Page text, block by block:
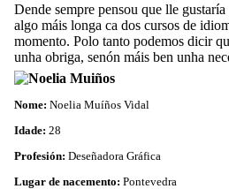
Dende sempre pensou que lle
algo máis longa ca dos cursos de
momento. Polo tanto podemos dicir
unha obriga, senón máis ben unha
Nome: Noelia Muíños Vidal
Idade: 28
Profesión: Deseñadora Gráfica
Lugar de nacemento: Pontevedra